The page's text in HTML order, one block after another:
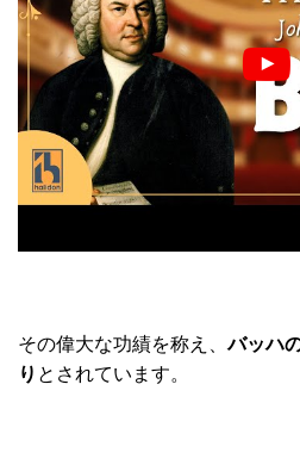
その偉大な功績を称え、バッハ
り とされています。